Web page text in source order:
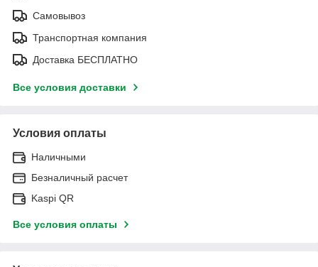
Самовывоз
Транспортная компания
Доставка БЕСПЛАТНО
Все условия доставки
Условия оплаты
Наличными
Безналичный расчет
Kaspi QR
Все условия оплаты